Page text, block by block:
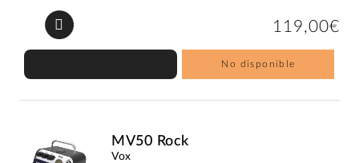
119,00€
No disponible
MV50 Rock
Vox